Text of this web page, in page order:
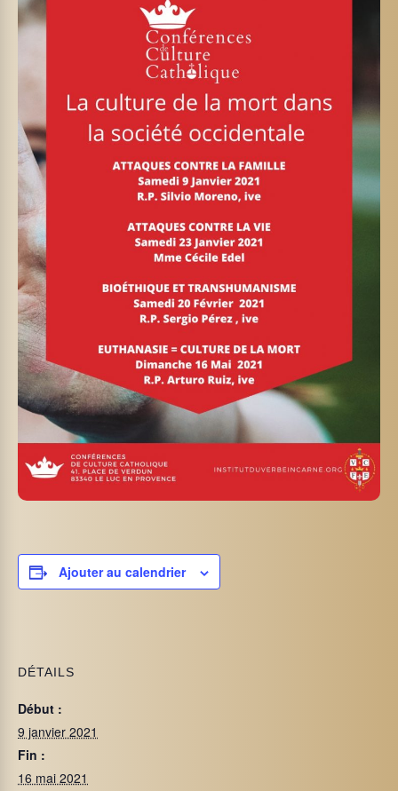
Ajouter au calendrier
DÉTAILS
Début :
9 janvier 2021
Fin :
16 mai 2021